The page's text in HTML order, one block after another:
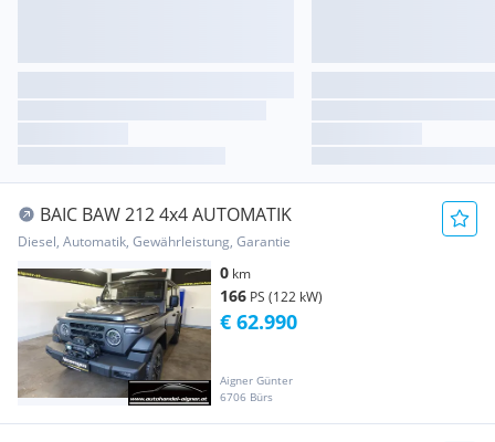
BAIC BAW 212 4x4 AUTOMATIK
Diesel, Automatik, Gewährleistung, Garantie
0 km
166 PS (122 kW)
Aigner Günter
6706 Bürs
€ 62.990